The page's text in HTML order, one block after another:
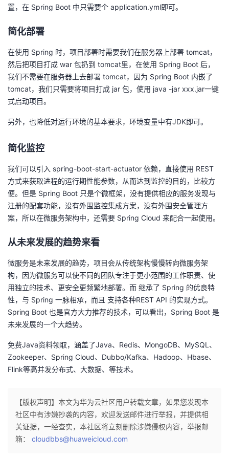
置，在 Spring Boot 中只需要个 application.yml即可。
简化部署
在使用 Spring 时，项目部署时需要我们在服务器上部署 tomcat，
然后把项目打成 war 包扔到 tomcat里，在使用 Spring Boot 后，
我们不需要在服务器上去部署 tomcat，因为 Spring Boot 内嵌了
tomcat，我们只需要将项目打成 jar 包，使用 java -jar xxx.jar一键
式启动项目。
另外，也降低对运行环境的基本要求，环境变量中有JDK即可。
简化监控
我们可以引入 spring-boot-start-actuator 依赖，直接使用 REST
方式来获取进程的运行期性能参数，从而达到监控的目的，比较方
便。但是 Spring Boot 只是个微框架，没有提供相应的服务发现与
注册的配套功能，没有外围监控集成方案，没有外围安全管理方
案，所以在微服务架构中，还需要 Spring Cloud 来配合一起使用。
从未来发展的趋势来看
微服务是未来发展的趋势，项目会从传统架构慢慢转向微服务架
构，因为微服务可以使不同的团队专注于更小范围的工作职责、使
用独立的技术、更安全更频繁地部署。而 继承了 Spring 的优良特
性，与 Spring 一脉相承，而且 支持各种REST API 的实现方式。
Spring Boot 也是官方大力推荐的技术，可以看出，Spring Boot 是
未来发展的一个大趋势。
免费Java资料领取，涵盖了Java、Redis、MongoDB、MySQL、
Zookeeper、Spring Cloud、Dubbo/Kafka、Hadoop、Hbase、
Flink等高并发分布式、大数据、等技术。
【版权声明】本文为华为云社区用户转载文章，如果您发现本
社区中有涉嫌抄袭的内容，欢迎发送邮件进行举报，并提供相
关证据，一经查实，本社区将立刻删除涉嫌侵权内容，举报邮
箱： cloudbbs@huaweicloud.com